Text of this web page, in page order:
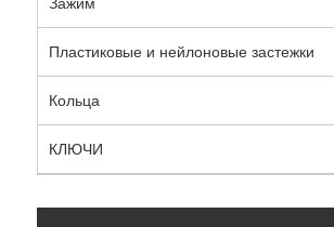
Пластиковые и нейлоновые застежки
Кольца
КЛЮЧИ